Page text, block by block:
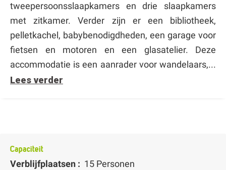
tweepersoonsslaapkamers en drie slaapkamers
met zitkamer. Verder zijn er een bibliotheek,
pelletkachel, babybenodigdheden, een garage voor
fietsen en motoren en een glasatelier. Deze
accommodatie is een aanrader voor wandelaars,...
Lees verder
Capaciteit
Verblijfplaatsen : 15 Personen